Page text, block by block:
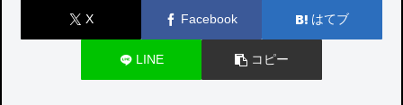
X Facebook はてブ
LINE コピー